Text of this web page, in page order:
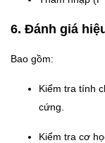
6. Đánh giá
Bao gồm:
Kiểm tra tính
cứng.
Kiểm tra cơ